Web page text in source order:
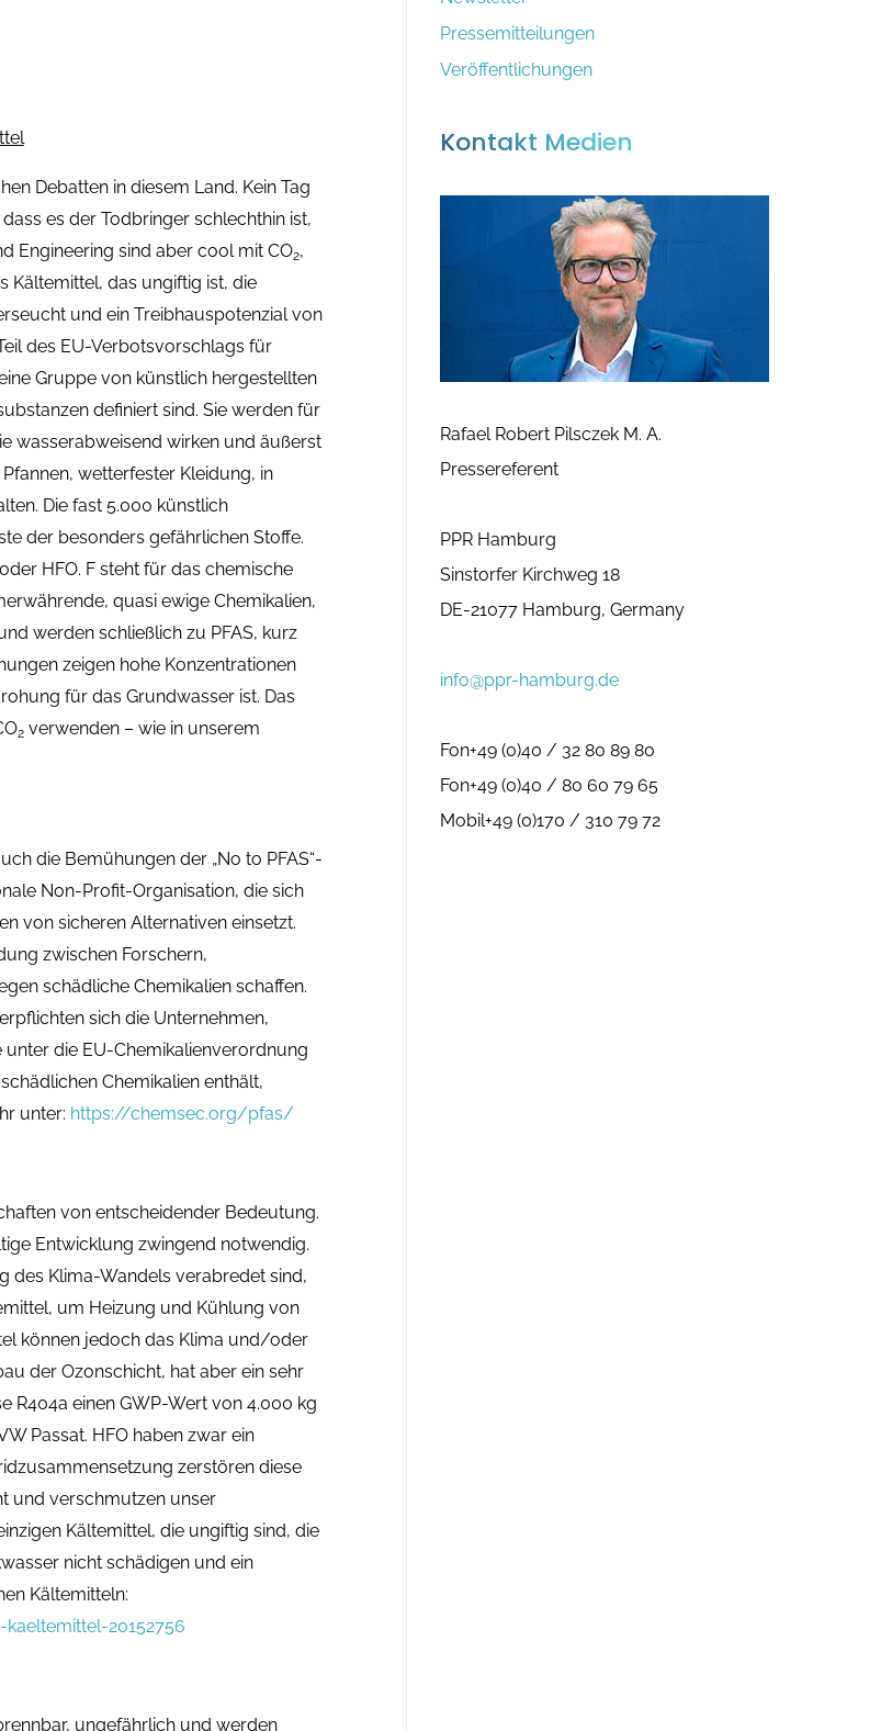
Debatten in diesem Land. Kein Tag
es der Todbringer schlechthin ist,
Engineering sind aber cool mit CO2,
Kältemittel, das ungiftig ist, die
und ein Treibhauspotenzial von
des EU-Verbotsvorschlags für
Gruppe von künstlich hergestellten
definiert sind. Sie werden für
wasserabweisend wirken und äußerst
wetterfester Kleidung, in
Die fast 5.000 künstlich
der besonders gefährlichen Stoffe.
HFO. F steht für das chemische
quasi ewige Chemikalien,
werden schließlich zu PFAS, kurz
zeigen hohe Konzentrationen
für das Grundwasser ist. Das
2verwenden – wie in unserem
die Bemühungen der „No to PFAS“-
Non-Profit-Organisation, die sich
von sicheren Alternativen einsetzt.
zwischen Forschern,
schädliche Chemikalien schaffen.
sich die Unternehmen,
unter die EU-Chemikalienverordnung
Chemikalien enthält,
unter: https://chemsec.org/pfas/
von entscheidender Bedeutung.
Entwicklung zwingend notwendig.
des Klima-Wandels verabredet sind,
um Heizung und Kühlung von
können jedoch das Klima und/oder
der Ozonschicht, hat aber ein sehr
R404a einen GWP-Wert von 4.000 kg
Passat. HFO haben zwar ein
zerstören diese
und verschmutzen unser
Kältemittel, die ungiftig sind, die
nicht schädigen und ein
Kältemitteln:
20152756
ungefährlich und werden
v
Pressemitteilungen
Veröffentlichungen
Kontakt Medien
Rafael Robert Pilsczek M. A.
Pressereferent
PPR Hamburg
Sinstorfer Kirchweg 18
DE-21077 Hamburg, Germany
info@ppr-hamburg.de
Fon+49 (0)40 / 32 80 89 80
Fon+49 (0)40 / 80 60 79 65
Mobil+49 (0)170 / 310 79 72